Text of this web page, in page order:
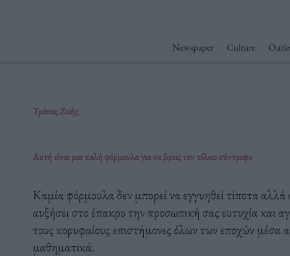
Newspaper Culture
Τρόπος Ζωής
Αυτή είναι μια καλή φόρμουλα για να βρεις τον τέλειο σύντροφο
Καμία φόρμουλα δεν μπορεί να εγγυηθεί τίποτα αλλά
αυξήσει στο έπακρο την προσωπική σας ευτυχία και
τους κορυφαίους επιστήμονες όλων των εποχών μέσα
μαθηματικά.